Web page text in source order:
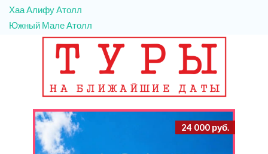
Хаа Алифу Атолл
Южный Мале Атолл
24 000 руб.